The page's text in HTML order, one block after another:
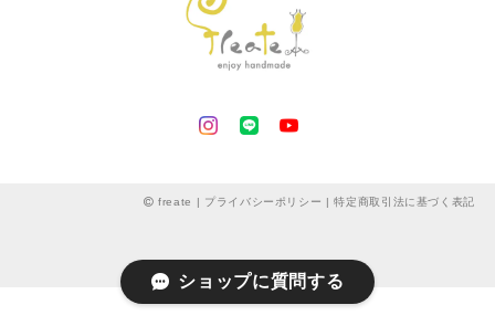
freate | プライバシーポリシー |特定商取引法に基づく表記
ショップに質問する